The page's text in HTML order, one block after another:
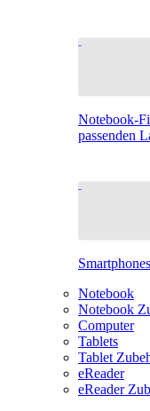
Notebook-
passenden
Notebook
Notebook
Computer
Tablets
Tablet
eReader
eReader